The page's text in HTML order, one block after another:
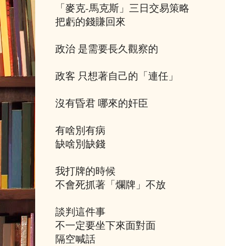
「麥克-馬克斯」三日交易策略
把虧的錢賺回來
政治 是需要長久觀察的
政客 只想著自己的「連任」
沒有昏君 哪來的奸臣
有啥別有病
缺啥別缺錢
我打牌的時候
不會死抓著「爛牌」不放
談判這件事
不一定要坐下來面對面
隔空喊話